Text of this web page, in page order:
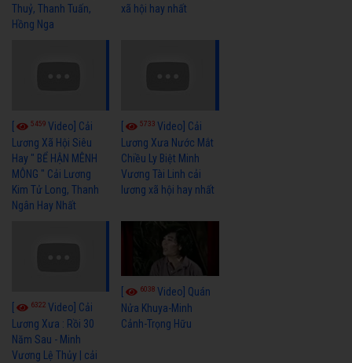
Thuỷ, Thanh Tuấn,
Hồng Nga
xã hội hay nhất
5459 Video] Cải
Lương Xã Hội Siêu
Hay " BỂ HẬN MÊNH
MÔNG " Cải Lương
Kim Tử Long, Thanh
Ngân Hay Nhất
5733Video] Cải
Lương Xưa Nước Mắt
Chiều Ly Biệt Minh
Vương Tài Linh cải
lương xã hội hay nhất
6322 Video] Cải
Lương Xưa : Rồi 30
Năm Sau - Minh
Vương Lệ Thủy | cải
6038Video] Quán
Nửa Khuya-Minh
Cảnh-Trọng Hữu